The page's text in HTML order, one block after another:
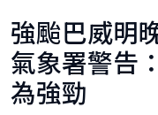
強颱巴威明
氣象署警告
為強勁